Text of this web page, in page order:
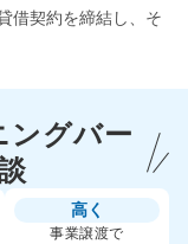
借契約を締結し、そ
ングバー
高く
事業譲渡で